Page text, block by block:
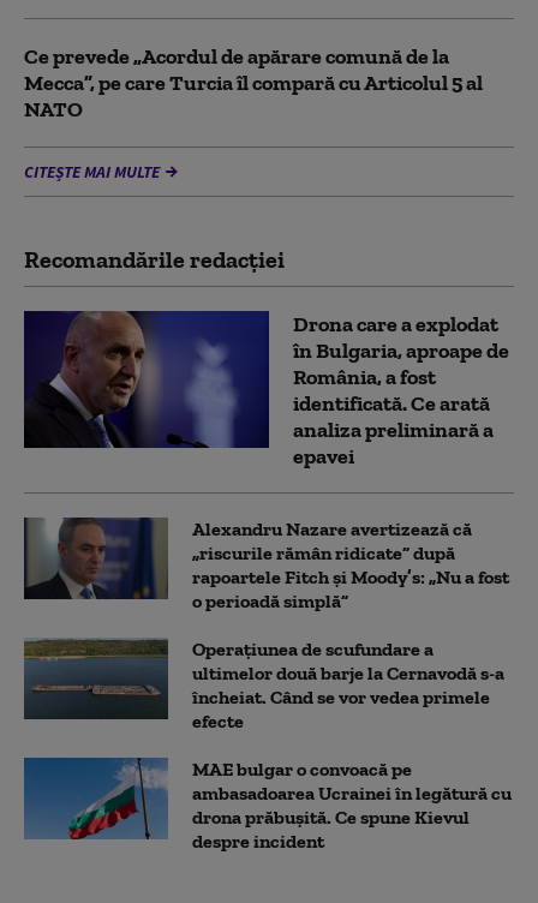
Ce prevede „Acordul de apărare comună de la
Mecca”, pe care Turcia îl compară cu Articolul 5 al
NATO
CITEȘTE MAI MULTE
Recomandările redacţiei
Drona care a explodat
în Bulgaria, aproape de
România, a fost
identificată. Ce arată
analiza preliminară a
epavei
Alexandru Nazare avertizează că
„riscurile rămân ridicate” după
rapoartele Fitch și Moody’s: „Nu a fost
o perioadă simplă”
Operațiunea de scufundare a
ultimelor două barje la Cernavodă s-a
încheiat. Când se vor vedea primele
efecte
MAE bulgar o convoacă pe
ambasadoarea Ucrainei în legătură cu
drona prăbuşită. Ce spune Kievul
despre incident